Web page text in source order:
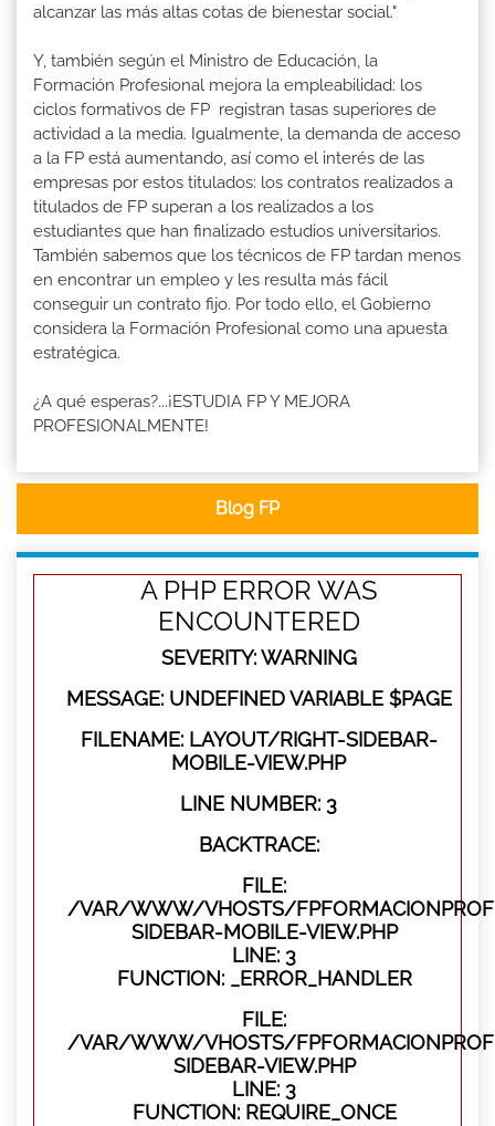
alcanzar las más altas cotas de bienestar social."
Y, también según el Ministro de Educación, la
Formación Profesional mejora la empleabilidad: los
ciclos formativos de FP registran tasas superiores de
actividad a la media. Igualmente, la demanda de acceso
a la FP está aumentando, así como el interés de las
empresas por estos titulados: los contratos realizados a
titulados de FP superan a los realizados a los
estudiantes que han finalizado estudios universitarios.
También sabemos que los técnicos de FP tardan menos
en encontrar un empleo y les resulta más fácil
conseguir un contrato fijo. Por todo ello, el Gobierno
considera la Formación Profesional como una apuesta
estratégica.
¿A qué esperas?...¡ESTUDIA FP Y MEJORA
PROFESIONALMENTE!
Blog FP
A PHP ERROR WAS
ENCOUNTERED
SEVERITY: WARNING
MESSAGE: UNDEFINED VARIABLE $PAGE
FILENAME: LAYOUT/RIGHT-SIDEBAR-
MOBILE-VIEW.PHP
LINE NUMBER: 3
BACKTRACE:
FILE:
/VAR/WWW/VHOSTS/
SIDEBAR-MOBILE-VIEW.PHP
LINE: 3
FUNCTION: _ERROR_HANDLER
FILE:
/VAR/WWW/VHOSTS/
SIDEBAR-VIEW.PHP
LINE: 3
FUNCTION: REQUIRE_ONCE